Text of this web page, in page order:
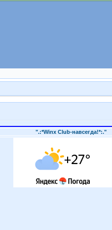
".:*Winx Club-навсегда!*:."